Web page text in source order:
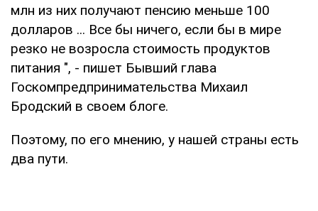
млн из них получают пенсию меньше 100
долларов ... Все бы ничего, если бы в мире
резко не возросла стоимость продуктов
питания ", - пишет Бывший глава
Госкомпредпринимательства Михаил
Бродский в своем блоге.
Поэтому, по его мнению, у нашей страны есть
два пути.